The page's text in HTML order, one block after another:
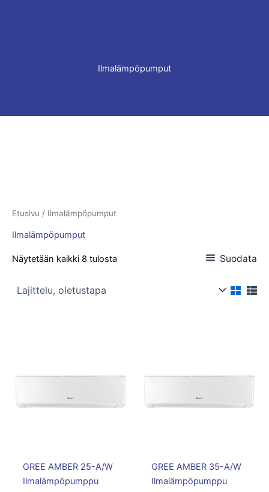
Ilmalämpöpumput
Etusivu / Ilmalämpöpumput
Ilmalämpöpumput
Näytetään kaikki 8 tulosta Suodata
GREE AMBER 25-A/W
Ilmalämpöpumppu
GREE AMBER 35-A/W
Ilmalämpöpumppu